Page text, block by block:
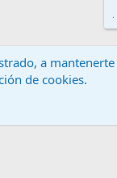
y reglas
.
a
de cookies.